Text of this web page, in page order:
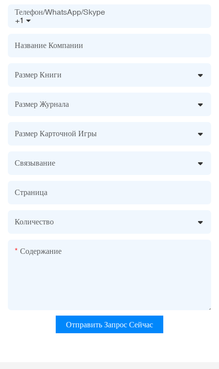
+1
Телефон/WhatsApp/Skype
Название Компании
Размер Книги
Размер Журнала
Размер Карточной Игры
Связывание
Страница
Количество
Содержание
Отправить Запрос Сейчас